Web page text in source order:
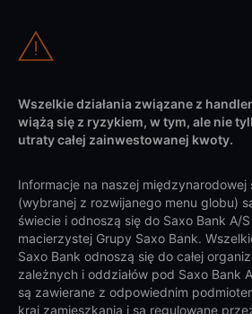
Wszelkie działania związane z
wiążą się z ryzykiem, w tym, ale nie
utraty całej zainwestowanej kwoty.
Informacje na naszej
(wybranej z rozwijanego menu globu)
świecie i odnoszą się do Saxo Bank A/S
macierzystej Grupy Saxo Bank.
Saxo Bank odnoszą się do całej
zależnych i oddziałów pod Saxo Bank
są zawierane z odpowiednim
kraj zamieszkania i są regulowane